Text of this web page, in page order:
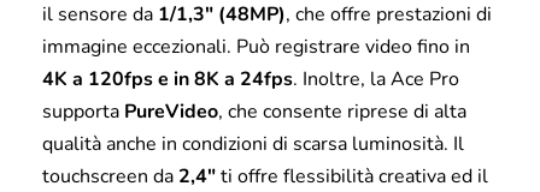
il sensore da 1/1,3″ (48MP), che offre prestazioni di
immagine eccezionali. Può registrare video fino in
4K a 120fps e in 8K a 24fps. Inoltre, la Ace Pro
supporta PureVideo, che consente riprese di alta
qualità anche in condizioni di scarsa luminosità. Il
touchscreen da 2,4″ti offre flessibilità creativa ed il